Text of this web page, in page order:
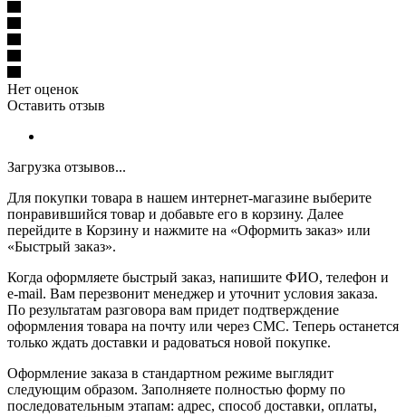
Нет оценок
Оставить отзыв
Загрузка отзывов...
Для покупки товара в нашем интернет-магазине выберите
понравившийся товар и добавьте его в корзину. Далее
перейдите в Корзину и нажмите на «Оформить заказ» или
«Быстрый заказ».
Когда оформляете быстрый заказ, напишите ФИО, телефон и
e-mail. Вам перезвонит менеджер и уточнит условия заказа.
По результатам разговора вам придет подтверждение
оформления товара на почту или через СМС. Теперь останется
только ждать доставки и радоваться новой покупке.
Оформление заказа в стандартном режиме выглядит
следующим образом. Заполняете полностью форму по
последовательным этапам: адрес, способ доставки, оплаты,